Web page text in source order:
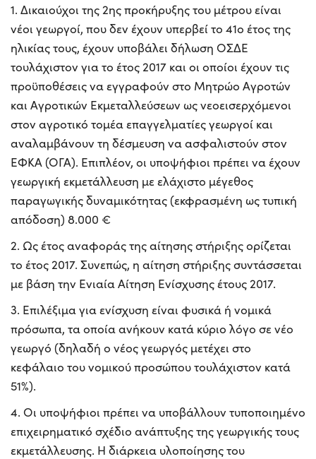
1. Δικαιούχοι της 2ης προκήρυξης του μέτρου είναι
νέοι γεωργοί, που δεν έχουν υπερβεί το 41ο έτος της
ηλικίας τους, έχουν υποβάλει δήλωση ΟΣΔΕ
τουλάχιστον για το έτος 2017 και οι οποίοι έχουν τις
προϋποθέσεις να εγγραφούν στο Μητρώο Αγροτών
και Αγροτικών Εκμεταλλεύσεων ως νεοεισερχόμενοι
στον αγροτικό τομέα επαγγελματίες γεωργοί και
αναλαμβάνουν τη δέσμευση να ασφαλιστούν στον
ΕΦΚΑ (ΟΓΑ). Επιπλέον, οι υποψήφιοι πρέπει να έχουν
γεωργική εκμετάλλευση με ελάχιστο μέγεθος
παραγωγικής δυναμικότητας (εκφρασμένη ως τυπική
απόδοση) 8.000 €
2. Ως έτος αναφοράς της αίτησης στήριξης ορίζεται
το έτος 2017. Συνεπώς, η αίτηση στήριξης συντάσσεται
με βάση την Ενιαία Αίτηση Ενίσχυσης έτους 2017.
3. Επιλέξιμα για ενίσχυση είναι φυσικά ή νομικά
πρόσωπα, τα οποία ανήκουν κατά κύριο λόγο σε νέο
γεωργό (δηλαδή ο νέος γεωργός μετέχει στο
κεφάλαιο του νομικού προσώπου τουλάχιστον κατά
51%).
4. Οι υποψήφιοι πρέπει να υποβάλλουν τυποποιημένο
επιχειρηματικό σχέδιο ανάπτυξης της γεωργικής τους
εκμετάλλευσης. Η διάρκεια υλοποίησης του